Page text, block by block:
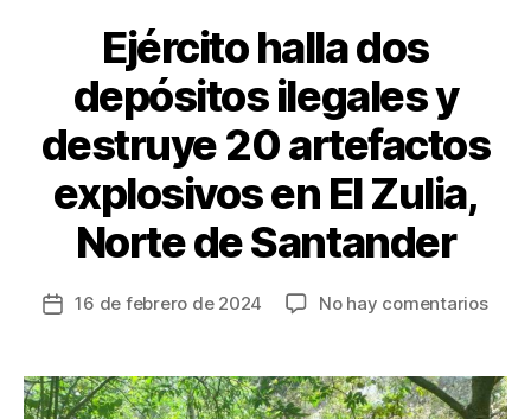
Ejército halla dos
depósitos ilegales y
destruye 20 artefactos
explosivos en El Zulia,
Norte de Santander
Fecha
entrada
16 de febrero de 2024 No hay comentariosen
dos